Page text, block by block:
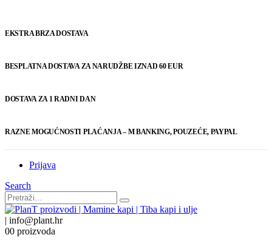
EKSTRA BRZA DOSTAVA
BESPLATNA DOSTAVA ZA NARUDŽBE IZNAD 60 EUR
DOSTAVA ZA 1 RADNI DAN
RAZNE MOGUĆNOSTI PLAĆANJA – M BANKING, POUZEĆE, PAYPAL
Prijava
Search
| info@plant.hr
00 proizvoda